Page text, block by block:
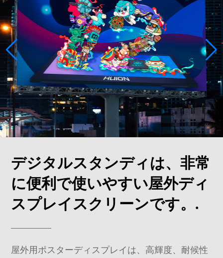
デジタルスタンディは、非常
に便利で使いやすい屋外ディ
スプレイスクリーンです。.
屋外用ポスターディスプレイは、高輝度、耐候性